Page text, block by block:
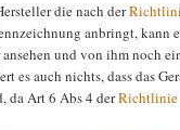
die nach der
anbringt, kann
und von ihm noch
es auch nichts, dass das
da Art 6 Abs 4 derRichtlinie